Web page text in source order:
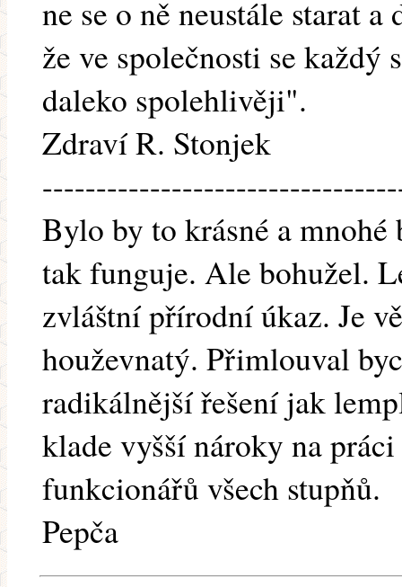
ne se o ně neustále starat
že ve společnosti se každý
daleko spolehlivěji".
Zdraví R. Stonjek
Bylo by to krásné a
tak funguje. Ale bohužel.
zvláštní přírodní úkaz. Je
houževnatý. Přimlouval
radikálnější řešení jak
klade vyšší nároky na
funkcionářů všech stupňů.
Pepča